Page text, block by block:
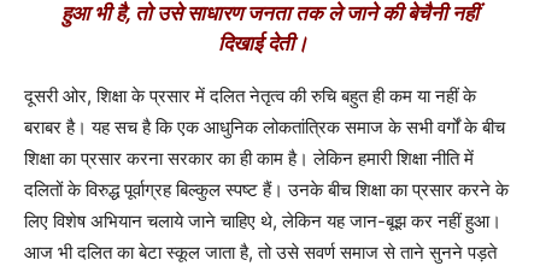
हुआ भी है, तो उसे साधारण जनता तक ले जाने की बेचैनी नहीं
दिखाई देती।
दूसरी ओर, शिक्षा के प्रसार में दलित नेतृत्व की रुचि बहुत ही कम या नहीं के
बराबर है। यह सच है कि एक आधुनिक लोकतांत्रिक समाज के सभी वर्गों के बीच
शिक्षा का प्रसार करना सरकार का ही काम है। लेकिन हमारी शिक्षा नीति में
दलितों के विरुद्ध पूर्वाग्रह बिल्कुल स्पष्ट हैं। उनके बीच शिक्षा का प्रसार करने के
लिए विशेष अभियान चलाये जाने चाहिए थे, लेकिन यह जान-बूझ कर नहीं हुआ।
आज भी दलित का बेटा स्कूल जाता है, तो उसे सवर्ण समाज से ताने सुनने पड़ते